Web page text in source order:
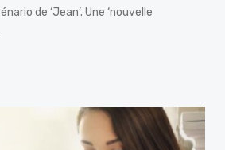
de ‘Jean’. Une ‘nouvelle